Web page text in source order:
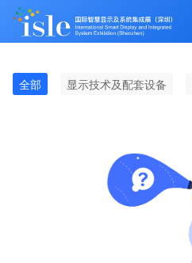
全部 显示技术及配套设备